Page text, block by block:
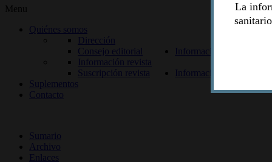
Menu
Quiénes somos
Dirección
Consejo editorial
Información lectores
Información revista
Suscripción revista
Información autores
Suplementos
Contacto
Sumario
Archivo
Enlaces
La